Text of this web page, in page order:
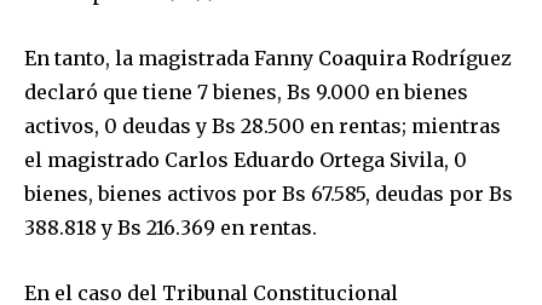
En tanto, la magistrada Fanny Coaquira Rodríguez
declaró que tiene 7 bienes, Bs 9.000 en bienes
activos, 0 deudas y Bs 28.500 en rentas; mientras
el magistrado Carlos Eduardo Ortega Sivila, 0
bienes, bienes activos por Bs 67.585, deudas por Bs
388.818 y Bs 216.369 en rentas.
En el caso del Tribunal Constitucional